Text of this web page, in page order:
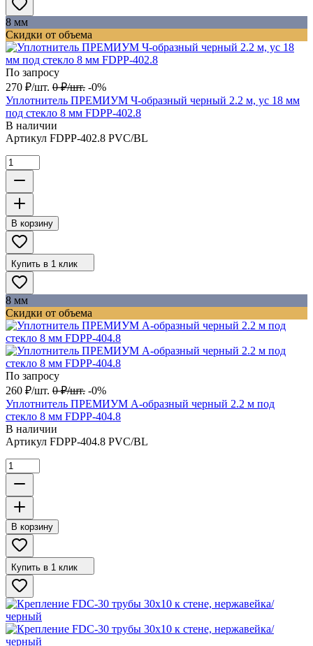
8 мм
Скидки от объема
По запросу
270 ₽/шт. 0 ₽/шт. -0%
Уплотнитель ПРЕМИУМ Ч-образный черный 2.2 м, ус 18 мм
под стекло 8 мм FDPP-402.8
В наличии
Артикул FDPP-402.8 PVC/BL
В корзину
Купить в 1 клик
8 мм
Скидки от объема
По запросу
260 ₽/шт. 0 ₽/шт. -0%
Уплотнитель ПРЕМИУМ А-образный черный 2.2 м под
стекло 8 мм FDPP-404.8
В наличии
Артикул FDPP-404.8 PVC/BL
В корзину
Купить в 1 клик